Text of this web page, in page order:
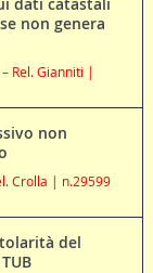
non genera
Rel. Gianniti |
non
Crolla | n.29599
del